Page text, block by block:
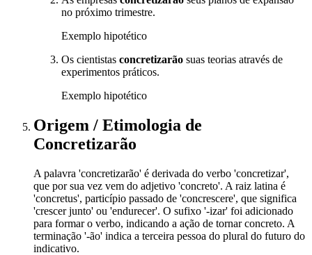
no próximo trimestre.
Exemplo hipotético
Os cientistas concretizarão suas teorias através de
experimentos práticos.
Exemplo hipotético
Origem / Etimologia de
Concretizarão
A palavra 'concretizarão' é derivada do verbo 'concretizar',
que por sua vez vem do adjetivo 'concreto'. A raiz latina é
'concretus', particípio passado de 'concrescere', que significa
'crescer junto' ou 'endurecer'. O sufixo '-izar' foi adicionado
para formar o verbo, indicando a ação de tornar concreto. A
terminação '-ão' indica a terceira pessoa do plural do futuro do
indicativo.